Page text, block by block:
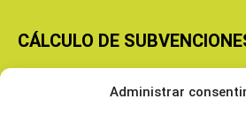
Administrar
CÁLCULO DE
Copyright © 2026 Cooperativas